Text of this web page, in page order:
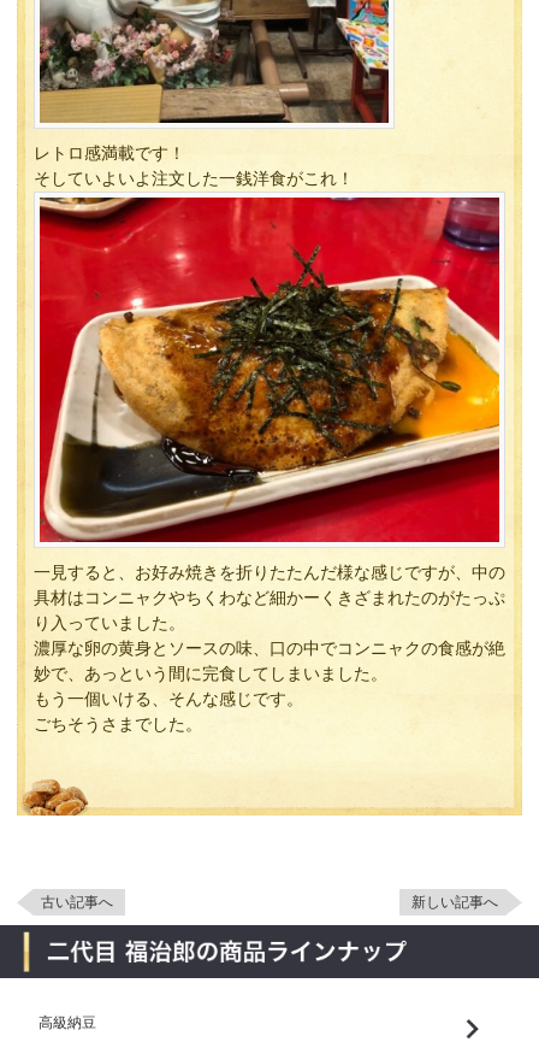
レトロ感満載です！
そしていよいよ注文した一銭洋食がこれ！
一見すると、お好み焼きを折りたたんだ様な感じですが、中の
具材はコンニャクやちくわなど細かーくきざまれたのがたっぷ
り入っていました。
濃厚な卵の黄身とソースの味、口の中でコンニャクの食感が絶
妙で、あっという間に完食してしまいました。
もう一個いける、そんな感じです。
ごちそうさまでした。
古い記事へ 新しい記事へ
高級納豆